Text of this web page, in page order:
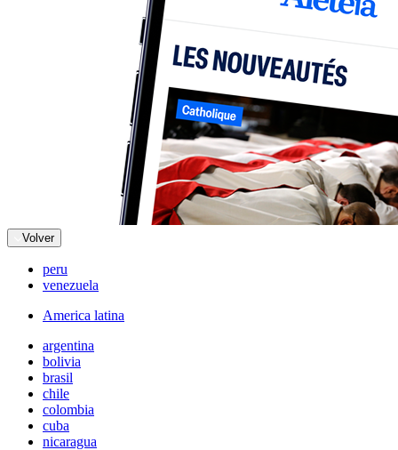
Volver
peru
venezuela
America latina
argentina
bolivia
brasil
chile
colombia
cuba
nicaragua